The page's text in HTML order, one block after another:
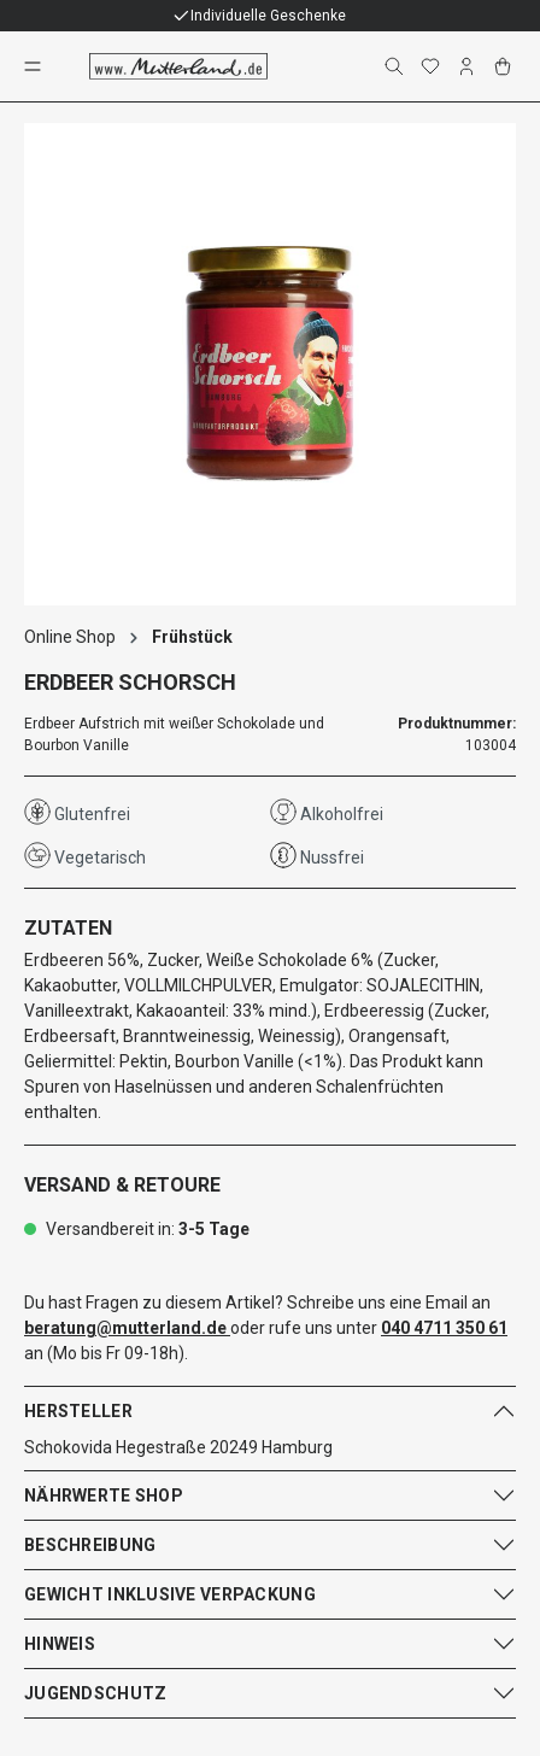
Individuelle Geschenke
Online Shop Frühstück
ERDBEER SCHORSCH
Erdbeer Aufstrich mit weißer Schokolade und
Bourbon Vanille
Produktnummer:
103004
Glutenfrei Alkoholfrei
Vegetarisch Nussfrei
ZUTATEN
Erdbeeren 56%, Zucker, Weiße Schokolade 6% (Zucker,
Kakaobutter, VOLLMILCHPULVER, Emulgator: SOJALECITHIN,
Vanilleextrakt, Kakaoanteil: 33% mind.), Erdbeeressig (Zucker,
Erdbeersaft, Branntweinessig, Weinessig), Orangensaft,
Geliermittel: Pektin, Bourbon Vanille (<1%). Das Produkt kann
Spuren von Haselnüssen und anderen Schalenfrüchten
enthalten.
VERSAND & RETOURE
Versandbereit in: 3-5 Tage
Du hast Fragen zu diesem Artikel? Schreibe uns eine Email an
beratung@mutterland.deoder rufe uns unter 040 4711 350 61
an (Mo bis Fr 09-18h).
HERSTELLER
Schokovida Hegestraße 20249 Hamburg
NÄHRWERTE SHOP
BESCHREIBUNG
GEWICHT INKLUSIVE VERPACKUNG
HINWEIS
JUGENDSCHUTZ